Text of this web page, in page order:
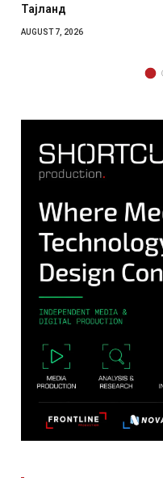
Тајланд
AUGUST 7, 2026